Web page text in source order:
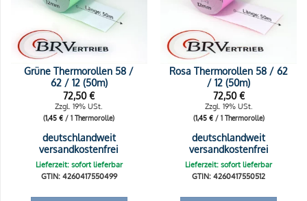
Grüne Thermorollen 58 /
62 / 12 (50m)
72,50€
Zzgl. 19% USt.
(1,45€ / 1 Thermorolle)
deutschlandweit
versandkostenfrei
Lieferzeit: sofort lieferbar
GTIN: 4260417550499
Rosa Thermorollen 58 / 62
/ 12 (50m)
72,50€
Zzgl. 19% USt.
(1,45 €/ 1 Thermorolle)
deutschlandweit
versandkostenfrei
Lieferzeit: sofort lieferbar
GTIN: 4260417550512